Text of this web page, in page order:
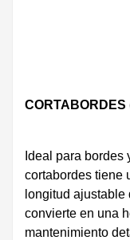
CORTABORDES
Ideal para bordes
cortabordes tiene
longitud ajustable
convierte en una
mantenimiento